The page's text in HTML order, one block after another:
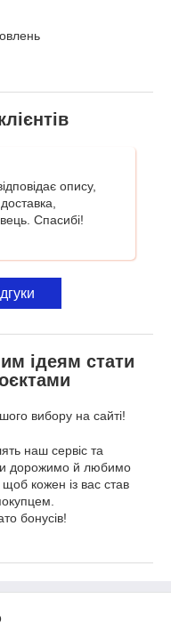
опису,
Спасибі!
ідеям стати
вибору на сайті!
наш сервіс та
дорожимо й любимо
кожен із вас став
бонусів!